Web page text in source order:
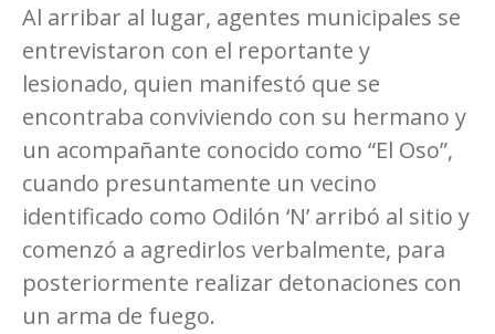
Al arribar al lugar, agentes municipales se
entrevistaron con el reportante y
lesionado, quien manifestó que se
encontraba conviviendo con su hermano y
un acompañante conocido como “El Oso”,
cuando presuntamente un vecino
identificado como Odilón ‘N’ arribó al sitio y
comenzó a agredirlos verbalmente, para
posteriormente realizar detonaciones con
un arma de fuego.